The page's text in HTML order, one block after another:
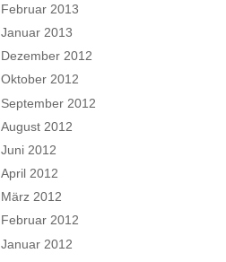
Februar 2013
Januar 2013
Dezember 2012
Oktober 2012
September 2012
August 2012
Juni 2012
April 2012
März 2012
Februar 2012
Januar 2012